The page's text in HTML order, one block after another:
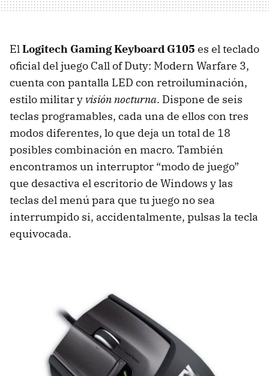
ElLogitech Gaming Keyboard G105 es el teclado
oficial del juego Call of Duty: Modern Warfare 3,
cuenta con pantalla LED con retroiluminación,
estilo militar yvisión nocturna. Dispone de seis
teclas programables, cada una de ellos con tres
modos diferentes, lo que deja un total de 18
posibles combinación en macro. También
encontramos un interruptor “modo de juego”
que desactiva el escritorio de Windows y las
teclas del menú para que tu juego no sea
interrumpido si, accidentalmente, pulsas la tecla
equivocada.